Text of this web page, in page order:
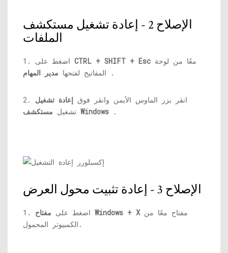
الإصلاح 2 - إعادة تشغيل مستكشف
الملفات
CTRL + SHIFT + Esc
المفاتيح لفتحها مدير المهام .
2. انقر بزر الماوس الأيمن وانقر فوق إعادة تشغيل
تشغيل مستكشف Windows .
الإصلاح 3 - إعادة تثبيت محول العرض
1. اضغط على مفتاح Windows + Xمفتاح معًا من
الكمبيوتر المحمول.